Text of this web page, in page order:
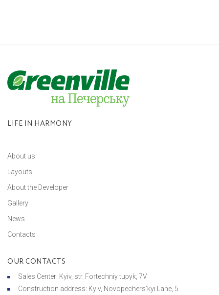
LIFE IN HARMONY
About us
Layouts
About the Developer
Gallery
News
Contacts
OUR CONTACTS
Sales Center: Kyiv, str. Fortechniy tupyk, 7V
Construction address: Kyiv, Novopechers’kyi Lane, 5